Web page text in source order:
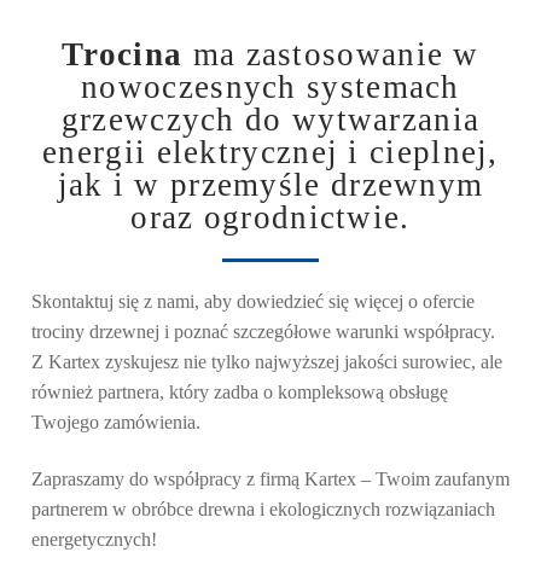
Trocina ma zastosowanie w
nowoczesnych systemach
grzewczych do wytwarzania
energii elektrycznej i cieplnej,
jak i w przemyśle drzewnym
oraz ogrodnictwie.
Skontaktuj się z nami, aby dowiedzieć się więcej o ofercie
trociny drzewnej i poznać szczegółowe warunki współpracy.
Z Kartex zyskujesz nie tylko najwyższej jakości surowiec, ale
również partnera, który zadba o kompleksową obsługę
Twojego zamówienia.
Zapraszamy do współpracy z firmą Kartex – Twoim zaufanym
partnerem w obróbce drewna i ekologicznych rozwiązaniach
energetycznych!